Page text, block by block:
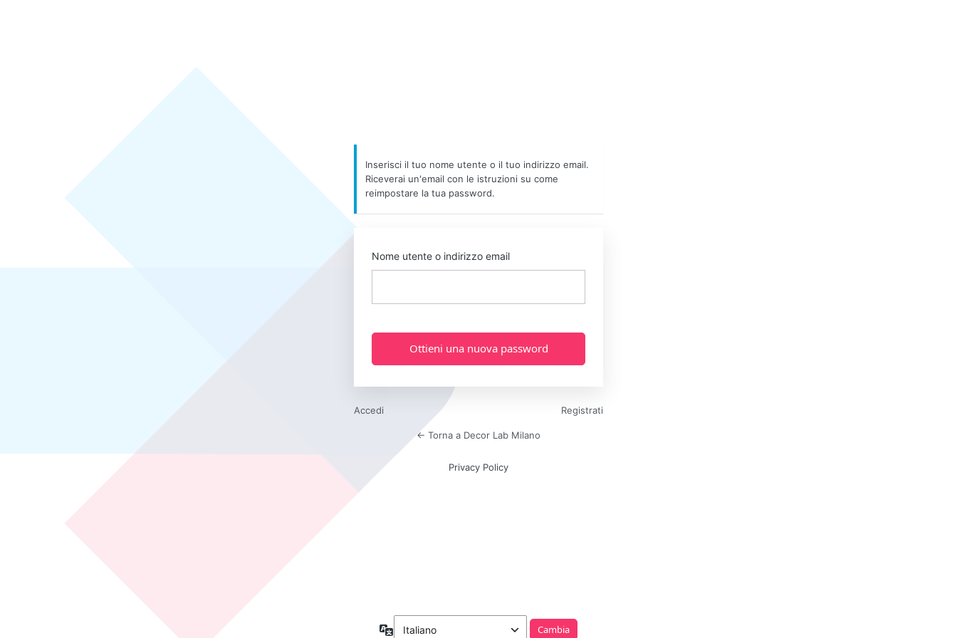
Inserisci il tuo nome utente o il tuo indirizzo email.
Riceverai un'email con le istruzioni su come
reimpostare la tua password.
Nome utente o indirizzo email
Accedi Registrati
← Torna a Decor Lab Milano
Privacy Policy
Lingua